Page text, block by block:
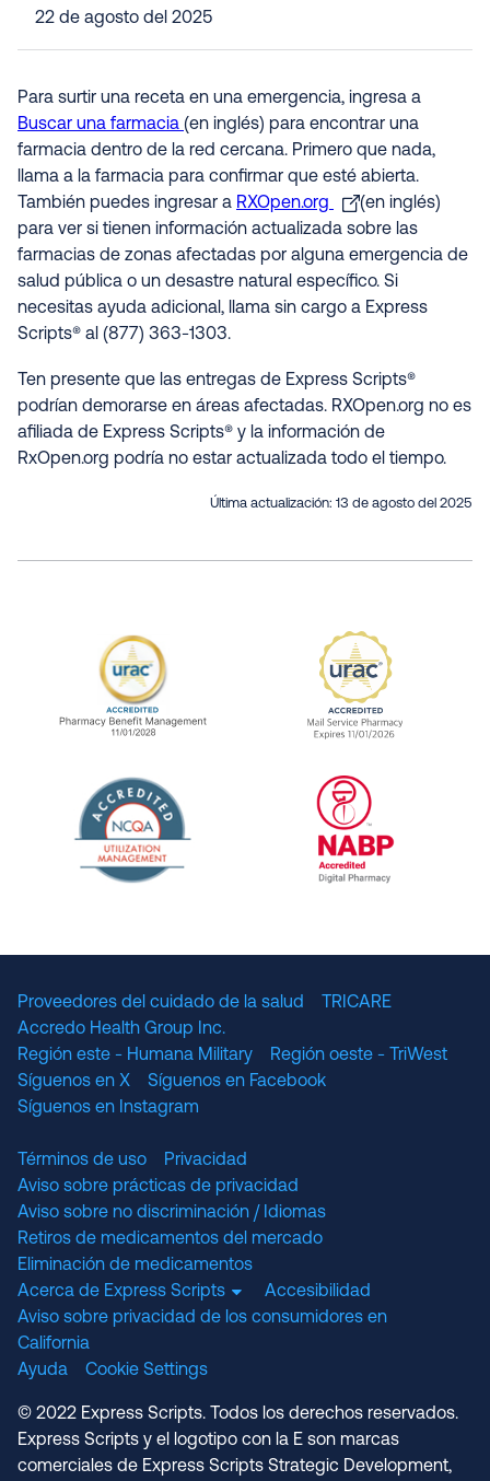
22 de agosto del 2025
Para surtir una receta en una emergencia, ingresa a
Buscar una farmacia (en inglés) para encontrar una
farmacia dentro de la red cercana. Primero que nada,
llama a la farmacia para confirmar que esté abierta.
También puedes ingresar a RXOpen.org
(en inglés)
para ver si tienen información actualizada sobre las
farmacias de zonas afectadas por alguna emergencia de
salud pública o un desastre natural específico. Si
necesitas ayuda adicional, llama sin cargo a Express
Scripts® al (877) 363-1303.
Ten presente que las entregas de Express Scripts®
podrían demorarse en áreas afectadas. RXOpen.org no es
afiliada de Express Scripts® y la información de
RxOpen.org podría no estar actualizada todo el tiempo.
Última actualización: 13 de agosto del 2025
URAC Accredited Pharmacy Benefit
URAC
Proveedores del cuidado de la salud
TRICARE
Accredo Health Group Inc.
Región este - Humana Military
Región oeste - TriWest
Síguenos en X
Síguenos en Facebook
Síguenos en Instagram
Términos de uso
Privacidad
Aviso sobre prácticas de privacidad
Aviso sobre no discriminación / Idiomas
Retiros de medicamentos del mercado
Eliminación de medicamentos
Acerca de Express Scripts
Accesibilidad
Aviso sobre privacidad de los consumidores en
California
Ayuda
Cookie Settings
© 2022 Express Scripts. Todos los derechos reservados.
Express Scripts y el logotipo con la E son marcas
comerciales de Express Scripts Strategic Development,